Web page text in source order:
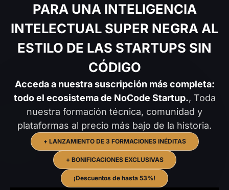
PARA UNA INTELIGENCIA
INTELECTUAL SUPER NEGRA AL
ESTILO DE LAS STARTUPS SIN
CÓDIGO
Acceda a nuestra suscripción más completa:
todo el ecosistema de NoCode Startup., Toda
nuestra formación técnica, comunidad y
plataformas al precio más bajo de la historia.
+ LANZAMIENTO DE 3 FORMACIONES INÉDITAS
+ BONIFICACIONES EXCLUSIVAS
¡Descuentos de hasta 53%!